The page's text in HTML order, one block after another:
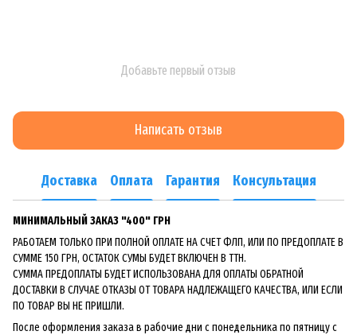
Добавьте первый отзыв
Написать отзыв
Доставка Оплата Гарантия Консультация
МИНИМАЛЬНЫЙ ЗАКАЗ "400" ГРН
РАБОТАЕМ ТОЛЬКО ПРИ ПОЛНОЙ ОПЛАТЕ НА СЧЕТ ФЛП, ИЛИ ПО ПРЕДОПЛАТЕ В
СУММЕ 150 ГРН, ОСТАТОК СУМЫ БУДЕТ ВКЛЮЧЕН В ТТН.
СУММА ПРЕДОПЛАТЫ БУДЕТ ИСПОЛЬЗОВАНА ДЛЯ ОПЛАТЫ ОБРАТНОЙ
ДОСТАВКИ В СЛУЧАЕ ОТКАЗЫ ОТ ТОВАРА НАДЛЕЖАЩЕГО КАЧЕСТВА, ИЛИ ЕСЛИ
ПО ТОВАР ВЫ НЕ ПРИШЛИ.
После оформления заказа в рабочие дни с понедельника по пятницу с